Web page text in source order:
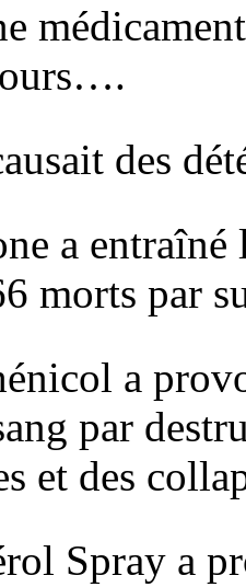
des
a
morts par
a
par
et des
Spray a